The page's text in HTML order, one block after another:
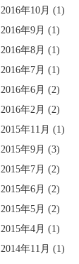
2016年10月 (1)
2016年9月 (1)
2016年8月 (1)
2016年7月 (1)
2016年6月 (2)
2016年2月 (2)
2015年11月 (1)
2015年9月 (3)
2015年7月 (2)
2015年6月 (2)
2015年5月 (2)
2015年4月 (1)
2014年11月 (1)